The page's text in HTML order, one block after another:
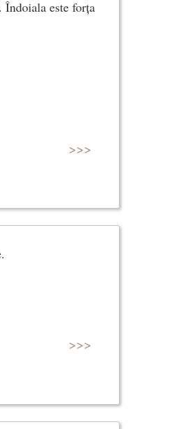
Îndoiala este forța
>>>
>>>